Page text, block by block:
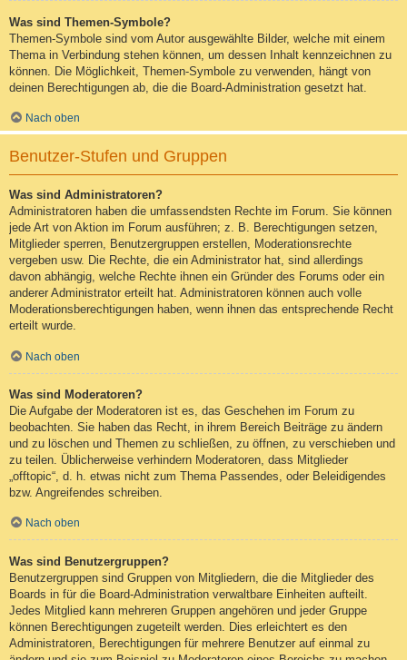
Was sind Themen-Symbole?
Themen-Symbole sind vom Autor ausgewählte Bilder, welche mit einem
Thema in Verbindung stehen können, um dessen Inhalt kennzeichnen zu
können. Die Möglichkeit, Themen-Symbole zu verwenden, hängt von
deinen Berechtigungen ab, die die Board-Administration gesetzt hat.
Nach oben
Benutzer-Stufen und Gruppen
Was sind Administratoren?
Administratoren haben die umfassendsten Rechte im Forum. Sie können
jede Art von Aktion im Forum ausführen; z. B. Berechtigungen setzen,
Mitglieder sperren, Benutzergruppen erstellen, Moderationsrechte
vergeben usw. Die Rechte, die ein Administrator hat, sind allerdings
davon abhängig, welche Rechte ihnen ein Gründer des Forums oder ein
anderer Administrator erteilt hat. Administratoren können auch volle
Moderationsberechtigungen haben, wenn ihnen das entsprechende Recht
erteilt wurde.
Nach oben
Was sind Moderatoren?
Die Aufgabe der Moderatoren ist es, das Geschehen im Forum zu
beobachten. Sie haben das Recht, in ihrem Bereich Beiträge zu ändern
und zu löschen und Themen zu schließen, zu öffnen, zu verschieben und
zu teilen. Üblicherweise verhindern Moderatoren, dass Mitglieder
„offtopic“, d. h. etwas nicht zum Thema Passendes, oder Beleidigendes
bzw. Angreifendes schreiben.
Nach oben
Was sind Benutzergruppen?
Benutzergruppen sind Gruppen von Mitgliedern, die die Mitglieder des
Boards in für die Board-Administration verwaltbare Einheiten aufteilt.
Jedes Mitglied kann mehreren Gruppen angehören und jeder Gruppe
können Berechtigungen zugeteilt werden. Dies erleichtert es den
Administratoren, Berechtigungen für mehrere Benutzer auf einmal zu